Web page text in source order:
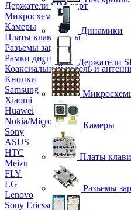
Держатели SIM-карт
Микросхемы
Камеры
Платы клавиатуры
Разъемы зарядки
Рамки дисплея
Коаксиальный кабель и
Кнопки
Samsung
Xiaomi
Huawei
Nokia/Microsoft
Sony
ASUS
HTC
Meizu
FLY
LG
Lenovo
Sony Ericsson
Динамики
Держатели
Камеры
Платы
Разъемы